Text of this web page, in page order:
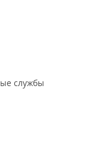
службы